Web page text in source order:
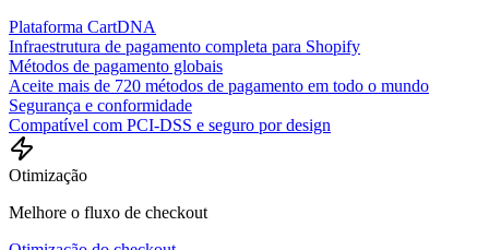
Plataforma CartDNA
Infraestrutura de pagamento completa para Shopify
Métodos de pagamento globais
Aceite mais de 720 métodos de pagamento em todo o mundo
Segurança e conformidade
Compatível com PCI-DSS e seguro por design
Otimização
Melhore o fluxo de checkout